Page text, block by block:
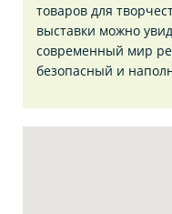
товаров для
выставки можно
современный мир
безопасный и